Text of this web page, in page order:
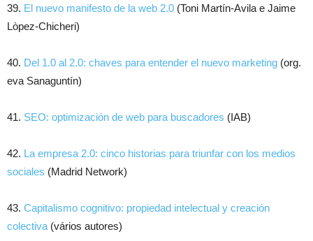
39. El nuevo manifesto de la web 2.0 (Toni Martín-Avila e Jaime
Lòpez-Chicheri)
40. Del 1.0 al 2.0: chaves para entender el nuevo marketing (org.
eva Sanaguntín)
41. SEO: optimización de web para buscadores (IAB)
42. La empresa 2.0: cinco historias para triunfar con los medios
sociales (Madrid Network)
43. Capitalismo cognitivo: propiedad intelectual y creación
colectiva (vários autores)